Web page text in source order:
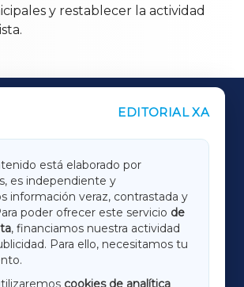
y restablecer la actividad
EDITORIAL XA
está elaborado por
es independiente y
información veraz, contrastada y
poder ofrecer este servicio de
, financiamos nuestra actividad
Para ello, necesitamos tu
cookies de analítica
LUGOXA
TERRACHAXA